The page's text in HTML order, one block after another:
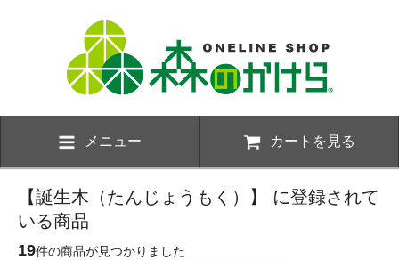
メニュー カートを見る
【誕生木（たんじょうもく）】 に登録されて
いる商品
19件の商品が見つかりました